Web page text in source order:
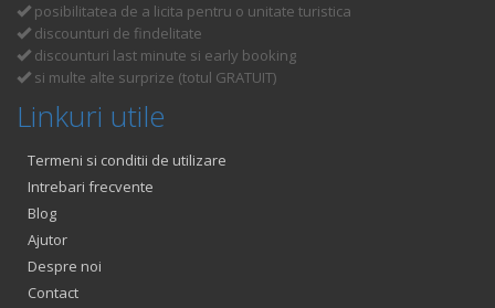
posibilitatea de a licita pentru o unitate turistica
discounturi de findelitate
discounturi last minute si early booking
si multe alte surprize (totul GRATUIT)
Linkuri utile
Termeni si conditii de utilizare
Intrebari frecvente
Blog
Ajutor
Despre noi
Contact